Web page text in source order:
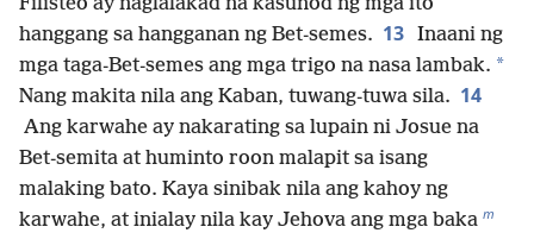
hanggang sa hangganan ng Bet-semes. 13 Inaani ng
mga taga-Bet-semes ang mga trigo na nasa lambak. *
Nang makita nila ang Kaban, tuwang-tuwa sila. 14
Ang karwahe ay nakarating sa lupain ni Josue na
Bet-semita at huminto roon malapit sa isang
malaking bato. Kaya sinibak nila ang kahoy ng
karwahe, at inialay nila kay Jehova ang mga baka m